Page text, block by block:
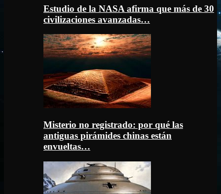
Estudio de la NASA afirma que más de 30
civilizaciones avanzadas…
Misterio no registrado: por qué las
antiguas pirámides chinas están
envueltas…